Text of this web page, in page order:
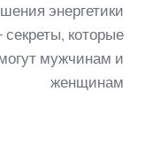
энергетики
секреты, которые
мужчинам и
женщинам